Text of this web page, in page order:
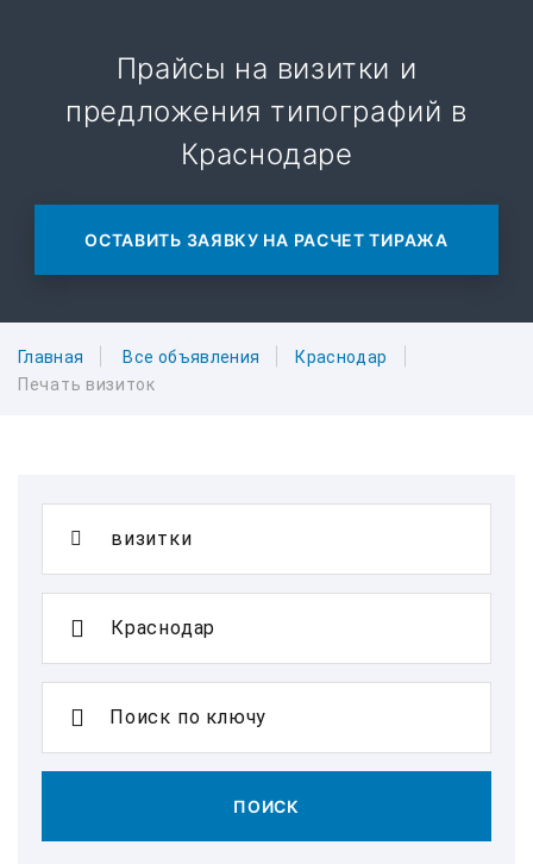
Прайсы на визитки и
предложения типографий в
Краснодаре
ОСТАВИТЬ ЗАЯВКУ НА РАСЧЕТ ТИРАЖА
Главная Все объявления
Краснодар
Печать визиток
Поиск по ключу
ПОИСК